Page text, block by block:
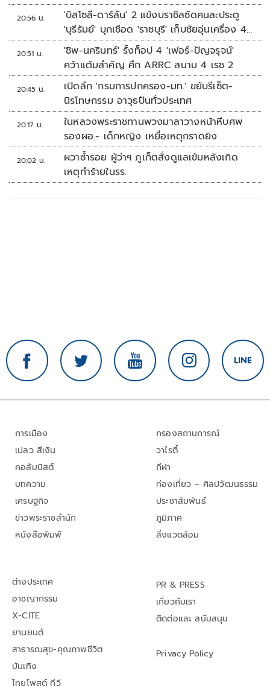
20:56 น.
'บิสโซลี-ดาร์ลัน' 2 แข้งบราซิลซัดคนละประตู
'บุรีรัมย์' บุกเชือด 'ราชบุรี' เก็บชัยอุ่นเครื่อง 4
นัดรวด
20:51 น.
'ชิพ-นครินทร์' รั้งท็อป 4 'เฟอร์-ปัญจรุจน์'
คว้าแต้มสำคัญ ศึก ARRC สนาม 4 เรซ 2
20:45 น.
เปิดลึก 'กรมการปกครอง-มท.' ขยับรีเซ็ต-
นิรโทษกรรม อาวุธปืนทั่วประเทศ
20:17 น.
ในหลวงพระราชทานพวงมาลาวางหน้าหีบศพ
รองผอ.- เด็กหญิง เหยื่อเหตุกราดยิง
20:02 น.
ผวาซ้ำรอย ผู้ว่าฯ ภูเก็ตสั่งดูแลเข้มหลังเกิด
เหตุทำร้ายในรร.
การเมือง
เปลว สีเงิน
คอลัมนิสต์
บทความ
เศรษฐกิจ
ข่าวพระราชสำนัก
หนังสือพิมพ์
กรองสถานการณ์
วาไรตี้
กีฬา
ท่องเที่ยว – ศิลปวัฒนธรรม
ประชาสัมพันธ์
ภูมิภาค
สิ่งแวดล้อม
ต่างประเทศ
อาชญากรรม
X-CITE
ยานยนต์
สาธารณสุข-คุณภาพชีวิต
บันเทิง
ไทยโพสต์ ทีวี
PR & PRESS
เกี่ยวกับเรา
ติดต่อและ สนับสนุน
Privacy Policy